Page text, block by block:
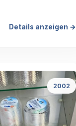
Details anzeigen →
2002